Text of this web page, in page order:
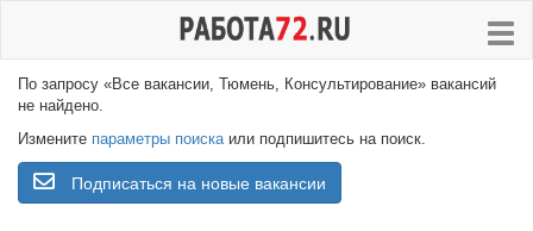
По запросу «Все вакансии, Тюмень, Консультирование» вакансий
не найдено.
Измените параметры поискаили подпишитесь на поиск.
Подписаться на новые вакансии